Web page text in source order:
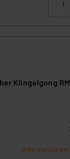
Klingelgong
Informationen